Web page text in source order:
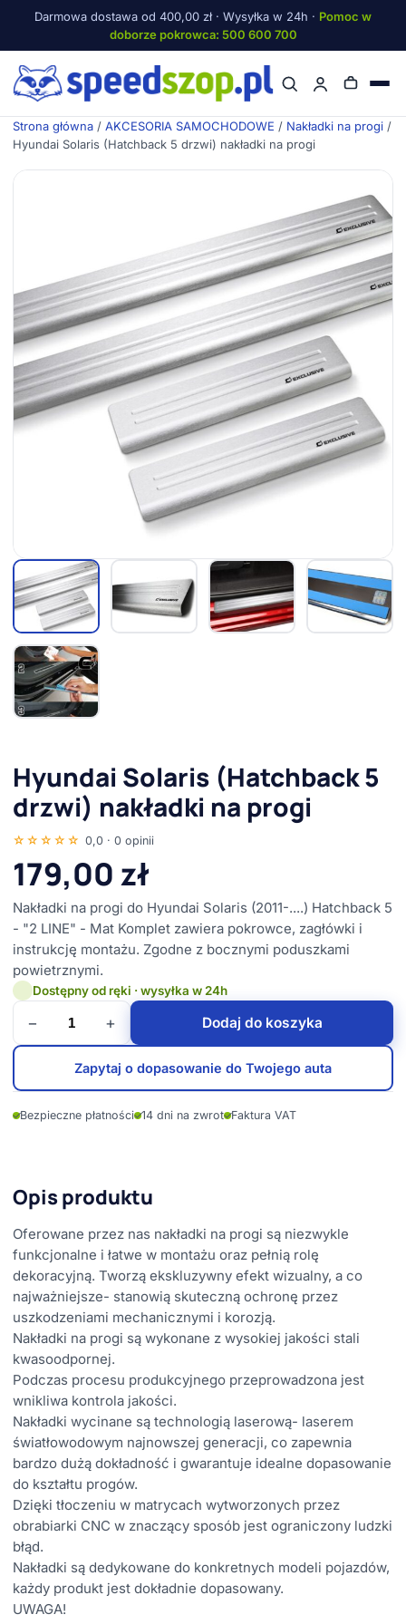
Darmowa dostawa od 400,00 zł · Wysyłka w 24h · Pomoc w
doborze pokrowca: 500 600 700
Menu
Strona główna / AKCESORIA SAMOCHODOWE / Nakładki na progi /
Hyundai Solaris (Hatchback 5 drzwi) nakładki na progi
Hyundai Solaris (Hatchback 5
drzwi) nakładki na progi
☆☆☆☆☆ 0,0 · 0 opinii
179,00zł
Nakładki na progi do Hyundai Solaris (2011-....) Hatchback 5
- "2 LINE" - Mat Komplet zawiera pokrowce, zagłówki i
instrukcję montażu. Zgodne z bocznymi poduszkami
powietrznymi.
Dostępny od ręki · wysyłka w 24h
− + Dodaj do koszyka
Zapytaj o dopasowanie do Twojego auta
✓Bezpieczne płatności✓14 dni na zwrot✓Faktura VAT
Opis produktu
Oferowane przez nas nakładki na progi są niezwykle
funkcjonalne i łatwe w montażu oraz pełnią rolę
dekoracyjną. Tworzą ekskluzywny efekt wizualny, a co
najważniejsze- stanowią skuteczną ochronę przez
uszkodzeniami mechanicznymi i korozją.
Nakładki na progi są wykonane z wysokiej jakości stali
kwasoodpornej.
Podczas procesu produkcyjnego przeprowadzona jest
wnikliwa kontrola jakości.
Nakładki wycinane są technologią laserową- laserem
światłowodowym najnowszej generacji, co zapewnia
bardzo dużą dokładność i gwarantuje idealne dopasowanie
do kształtu progów.
Dzięki tłoczeniu w matrycach wytworzonych przez
obrabiarki CNC w znaczący sposób jest ograniczony ludzki
błąd.
Nakładki są dedykowane do konkretnych modeli pojazdów,
każdy produkt jest dokładnie dopasowany.
UWAGA!